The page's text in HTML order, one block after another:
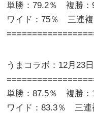
単勝：79.2％ 複勝
ワイド：75％ 三連
うまコラボ：12月23
単勝：87.5％ 複勝
ワイド：83.3％ 三